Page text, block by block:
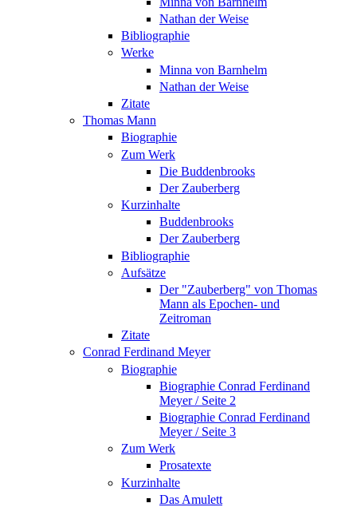
Nathan der Weise
Bibliographie
Werke
Minna von Barnhelm
Nathan der Weise
Zitate
Thomas Mann
Biographie
Zum Werk
Die Buddenbrooks
Der Zauberberg
Kurzinhalte
Buddenbrooks
Der Zauberberg
Bibliographie
Aufsätze
Der "Zauberberg" von Thomas
Mann als Epochen- und
Zeitroman
Zitate
Conrad Ferdinand Meyer
Biographie
Biographie Conrad Ferdinand
Meyer / Seite 2
Biographie Conrad Ferdinand
Meyer / Seite 3
Zum Werk
Prosatexte
Kurzinhalte
Das Amulett